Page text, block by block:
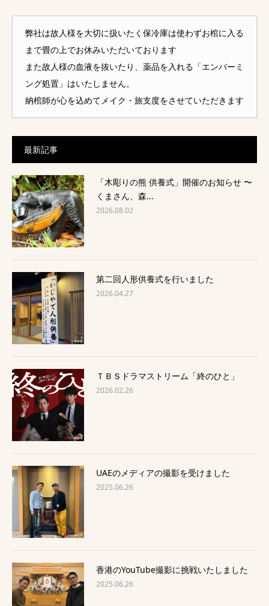
弊社は故人様を大切に扱いたく保冷庫は使わずお棺に入る
まで畳の上でお休みいただいております
また故人様の血液を抜いたり、薬品を入れる「エンバーミ
ング処置」はいたしません。
納棺師が心を込めてメイク・旅支度をさせていただきます
最新記事
「木彫りの熊 供養式」開催のお知らせ 〜
くまさん、森...
2026.08.02
第二回人形供養式を行いました
2026.04.27
ＴＢＳドラマストリーム「終のひと」
2026.02.26
UAEのメディアの撮影を受けました
2025.06.26
香港のYouTube撮影に挑戦いたしました
2025.06.26